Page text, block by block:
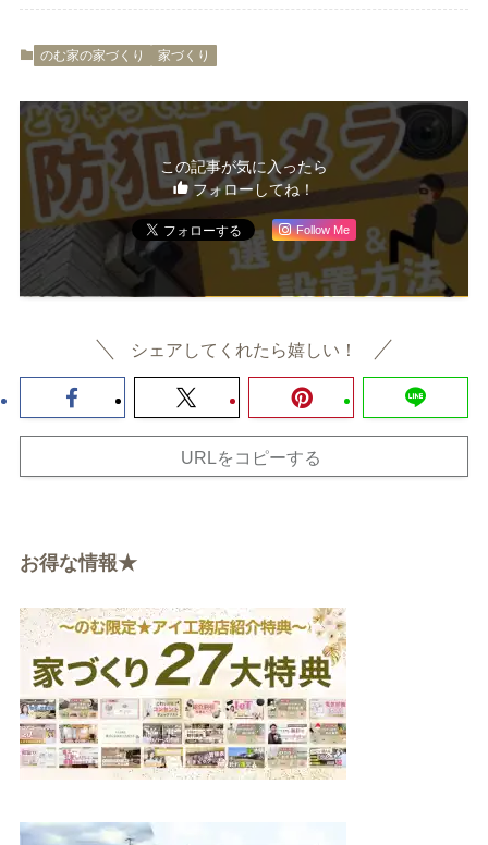
のむ家の家づくり 家づくり
この記事が気に入ったら
フォローしてね！
Follow Me
シェアしてくれたら嬉しい！
URLをコピーする
お得な情報★